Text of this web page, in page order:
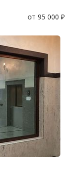
от 95 000 ₽